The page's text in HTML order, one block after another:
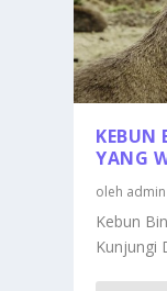
KEBUN
YANG
oleh admin
Kebun
Kunjungi